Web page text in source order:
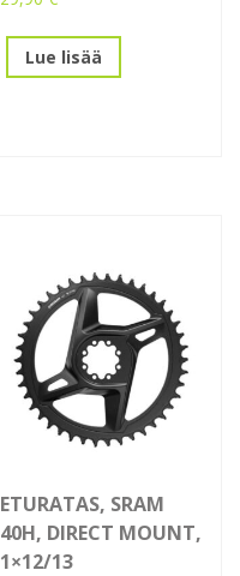
Lue lisää
ETURATAS, SRAM
40H, DIRECT MOUNT,
1×12/13